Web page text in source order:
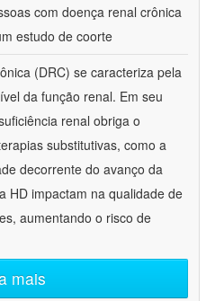
com doença renal crônica
estudo de coorte
(DRC) se caracteriza pela
da função renal. Em seu
renal obriga o
substitutivas, como a
decorrente do avanço da
HD impactam na qualidade de
aumentando o risco de
mais